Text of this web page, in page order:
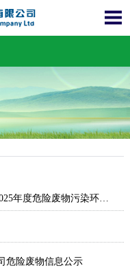
中节能(广西)清洁技术发展有限公司2025年度危险废物污染环境防治信息公开
危险废物信息公示